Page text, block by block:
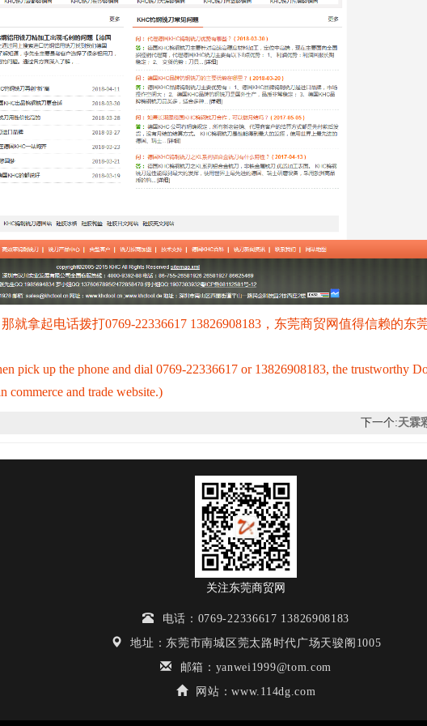
就拿起电话拨打0769-22336617 13826908183，东莞商贸网值得信赖的东
pick up the phone and dial 0769-22336617 or 13826908183, the trustworthy
commerce and trade website.)
下一个:天霖
关注东莞商贸网
电话：0769-22336617 13826908183
地址：东莞市南城区莞太路时代广场天骏阁1005
邮箱：yanwei1999@tom.com
网站：www.114dg.com